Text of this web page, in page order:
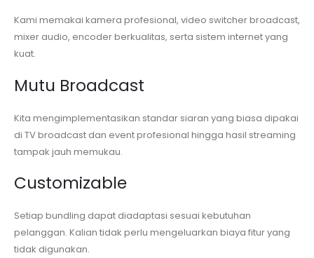
Kami memakai kamera profesional, video switcher broadcast,
mixer audio, encoder berkualitas, serta sistem internet yang
kuat.
Mutu Broadcast
Kita mengimplementasikan standar siaran yang biasa dipakai
di TV broadcast dan event profesional hingga hasil streaming
tampak jauh memukau.
Customizable
Setiap bundling dapat diadaptasi sesuai kebutuhan
pelanggan. Kalian tidak perlu mengeluarkan biaya fitur yang
tidak digunakan.